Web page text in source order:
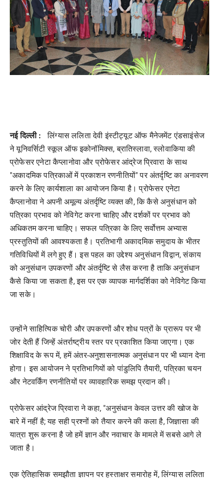
नई दिल्ली :
लिंग्यास ललिता देवी इंस्टीट्यूट ऑफ मैनेजमेंट एंडसाइंसेज
ने यूनिवर्सिटी स्कूल ऑफ इकोनॉमिक्स, ब्रातिस्लावा, स्लोवाकिया की
प्रोफेसर एनेटा कैप्लानोवा और प्रोफेसर आंद्रेज प्रिवारा के साथ
"अकादमिक पत्रिकाओं में प्रकाशन रणनीतियों" पर अंतर्दृष्टि का अनावरण
करने के लिए कार्यशाला का आयोजन किया है। प्रोफेसर एनेटा
कैप्लानोवा ने अपनी अमूल्य अंतर्दृष्टि व्यक्त की, कि कैसे अनुसंधान को
पत्रिका प्रभाव को नेविगेट करना चाहिए और दर्शकों पर प्रभाव को
अधिकतम करना चाहिए। सफल पत्रिका के लिए सर्वोत्तम अभ्यास
प्रस्तुतियों की आवश्यकता है। प्रतिभागी अकादमिक समुदाय के भीतर
गतिविधियों में लगे हुए हैं। इस पहल का उद्देश्य अनुसंधान विद्वान, संकाय
को अनुसंधान उपकरणों और अंतर्दृष्टि से लैस करना है ताकि अनुसंधान
कैसे किया जा सकता है, इस पर एक व्यापक मार्गदर्शिका को नेविगेट किया
जा सके।
उन्होंने साहित्यिक चोरी और उपकरणों और शोध पत्रों के प्रारूप पर भी
जोर देती हैं जिन्हें अंतर्राष्ट्रीय स्तर पर प्रकाशित किया जाएगा। एक
शिक्षाविद के रूप में, हमें अंतर-अनुशासनात्मक अनुसंधान पर भी ध्यान देना
होगा। इस आयोजन ने प्रतिभागियों को पांडुलिपि तैयारी, पत्रिका चयन
और नेटवर्किंग रणनीतियों पर व्यावहारिक समझ प्रदान की।
प्रोफेसर आंद्रेज प्रिवारा ने कहा, "अनुसंधान केवल उत्तर की खोज के
बारे में नहीं है; यह सही प्रश्नों को तैयार करने की कला है, जिज्ञासा की
यात्रा शुरू करना है जो हमें ज्ञान और नवाचार के मामले में सबसे आगे ले
जाता है।
एक ऐतिहासिक समझौता ज्ञापन पर हस्ताक्षर समारोह में, लिंग्यास ललिता